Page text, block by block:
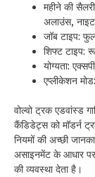
महीने की
अलाउंस,
जॉब टाइप:
शिफ्ट टाइप:
योग्यता:
एप्लीकेशन
वोल्वो ट्रक एडवांस्ड
कैंडिडेट्स को मॉडर्न
नियमों की अच्छी
असाइनमेंट के आधार
की व्यवस्था देता है।